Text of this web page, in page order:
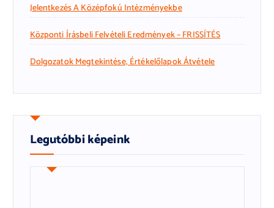
Jelentkezés A Középfokú Intézményekbe
Központi Írásbeli Felvételi Eredmények – FRISSÍTÉS
Dolgozatok Megtekintése, Értékelőlapok Átvétele
Legutóbbi képeink